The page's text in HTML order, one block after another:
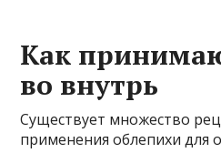
Как
во внутрь
Существует множество
применения облепихи для